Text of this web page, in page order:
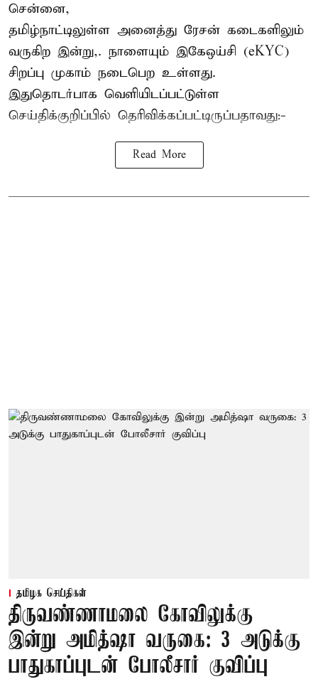
சென்னை,
தமிழ்நாட்டிலுள்ள அனைத்து ரேசன் கடைகளிலும்
வருகிற இன்று,. நாளையும் இகேஒய்சி (eKYC)
சிறப்பு முகாம் நடைபெற உள்ளது.
இதுதொடர்பாக வெளியிடப்பட்டுள்ள
செய்திக்குறிப்பில் தெரிவிக்கப்பட்டிருப்பதாவது:-
Read More
தமிழக செய்திகள்
திருவண்ணாமலை கோவிலுக்கு
இன்று அமித்ஷா வருகை: 3 அடுக்கு
பாதுகாப்புடன் போலீசார் குவிப்பு